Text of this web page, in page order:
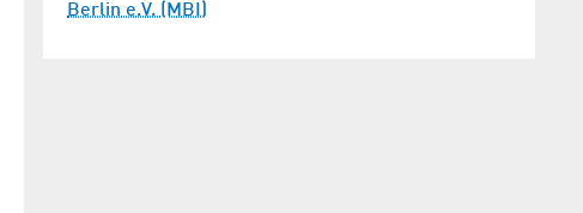
Berlin e.V. (MBI)